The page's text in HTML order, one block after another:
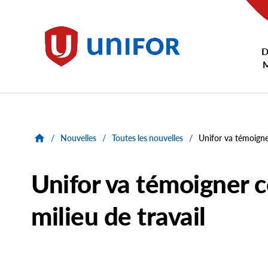
Unifor
/ Nouvelles / Toutes les nouvelles / Unifor va
Unifor va témoigner
milieu de travail